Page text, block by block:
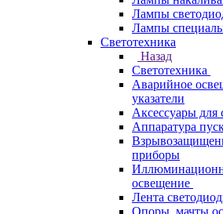
Лампы
Лампы
Светотехника
Назад
Светотехника
Аварийное
указатели
Аксессуары для
Аппаратура
приборы
освещение
Лента
Опоры, мачты